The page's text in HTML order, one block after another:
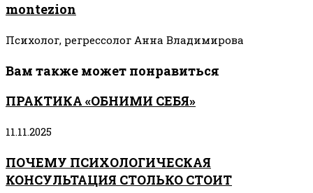
montezion
Психолог, регрессолог Анна Владимирова
Вам также может понравиться
ПРАКТИКА «ОБНИМИ СЕБЯ»
11.11.2025
ПОЧЕМУ ПСИХОЛОГИЧЕСКАЯ
КОНСУЛЬТАЦИЯ СТОЛЬКО СТОИТ